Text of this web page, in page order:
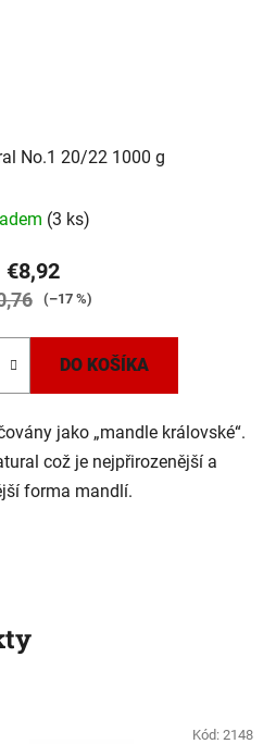
No.1 20/22 1000 g
(3 ks)
€8,92
(–17 %)
DO KOŠÍKA
jako „mandle královské“.
což je nejpřirozenější a
forma mandlí.
Kód: 2148